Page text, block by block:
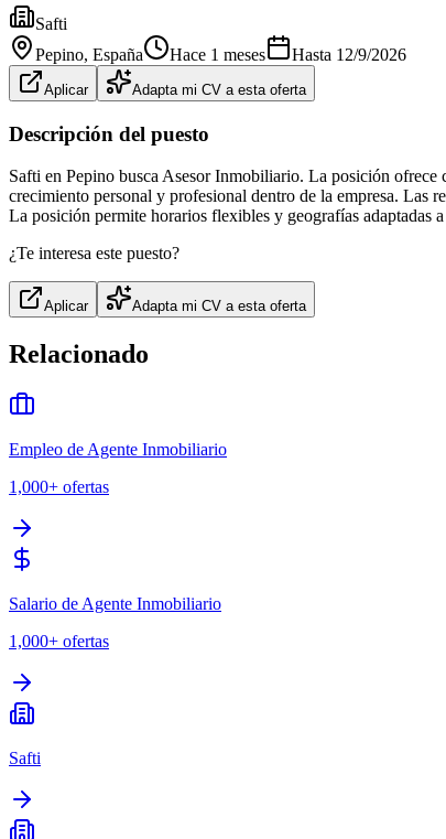
Safti
Pepino, España Hace 1 meses Hasta 12/9/2026
Aplicar Adapta mi CV a esta oferta
Descripción del puesto
Safti en Pepino busca Asesor Inmobiliario. La posición ofrece
crecimiento personal y profesional dentro de la empresa. Las
La posición permite horarios flexibles y geografías adaptadas a
¿Te interesa este puesto?
Aplicar Adapta mi CV a esta oferta
Relacionado
Empleo de Agente Inmobiliario
1,000+ ofertas
Salario de Agente Inmobiliario
1,000+ ofertas
Safti